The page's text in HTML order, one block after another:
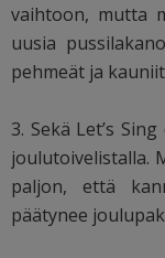
vaihtoon, mutta
uusia
pehmeät ja
3. Sekä Let’s
joulutoivelistalla.
paljon, että
päätynee